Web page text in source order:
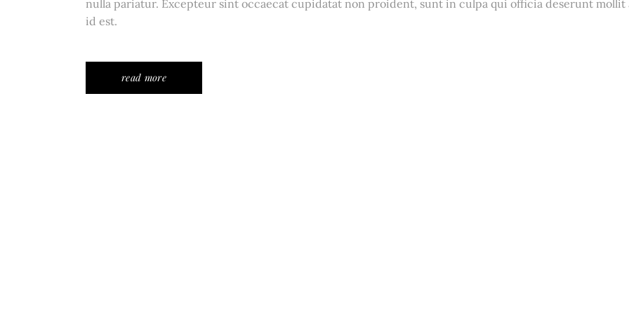
nulla pariatur. Excepteur sint occaecat cupidatat non proident, sunt in culpa qui officia deserunt mollit
id est.
read more